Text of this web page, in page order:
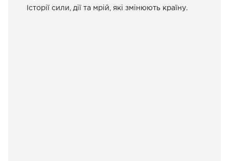
Історії сили, дії та мрій, які змінюють країну.